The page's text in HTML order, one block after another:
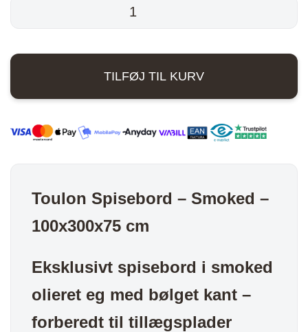
11.249,00 kr..8.100,00 kr..
Smoked
-100x300x75cm
TILFØJ TIL KURV
Toulon Spisebord – Smoked –
100x300x75 cm
Eksklusivt spisebord i smoked
olieret eg med bølget kant –
forberedt til tillægsplader